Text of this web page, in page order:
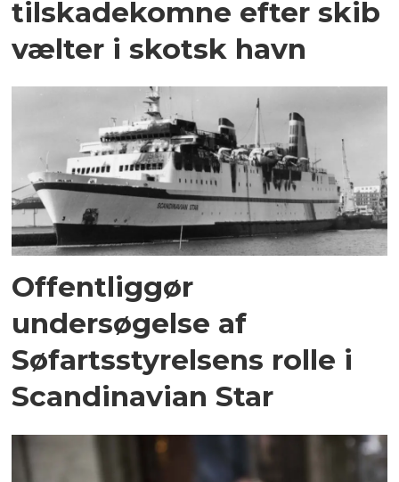
tilskadekomne efter skib
vælter i skotsk havn
Offentliggør
undersøgelse af
Søfartsstyrelsens rolle i
Scandinavian Star